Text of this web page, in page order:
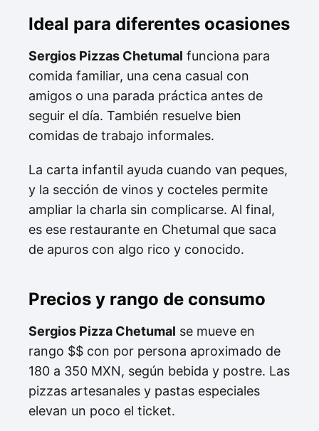
Ideal para diferentes ocasiones
Sergios Pizzas Chetumal funciona para
comida familiar, una cena casual con
amigos o una parada práctica antes de
seguir el día. También resuelve bien
comidas de trabajo informales.
La carta infantil ayuda cuando van peques,
y la sección de vinos y cocteles permite
ampliar la charla sin complicarse. Al final,
es ese restaurante en Chetumal que saca
de apuros con algo rico y conocido.
Precios y rango de consumo
Sergios Pizza Chetumal se mueve en
rango $$ con por persona aproximado de
180 a 350 MXN, según bebida y postre. Las
pizzas artesanales y pastas especiales
elevan un poco el ticket.